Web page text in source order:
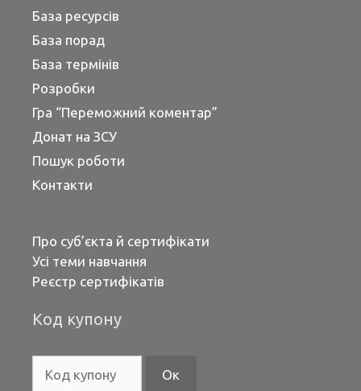
База ресурсів
База порад
База термінів
Розробки
Гра “Переможний коментар”
Донат на ЗСУ
Пошук роботи
Контакти
Про суб’єкта й сертифікати
Усі теми навчання
Реєстр сертифікатів
Код купону